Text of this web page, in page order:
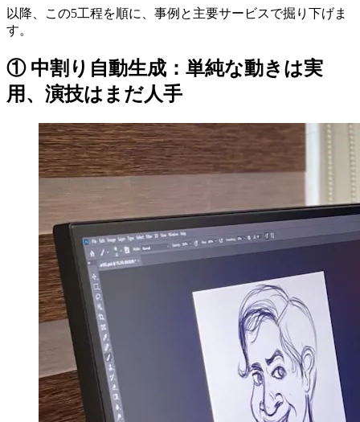
以降、この5工程を順に、事例と主要サービスで掘り下げま
す。
① 中割り自動生成：単純な動きは実
用、演技はまだ人手